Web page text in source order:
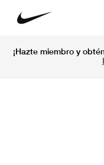
¡Hazte miembro y